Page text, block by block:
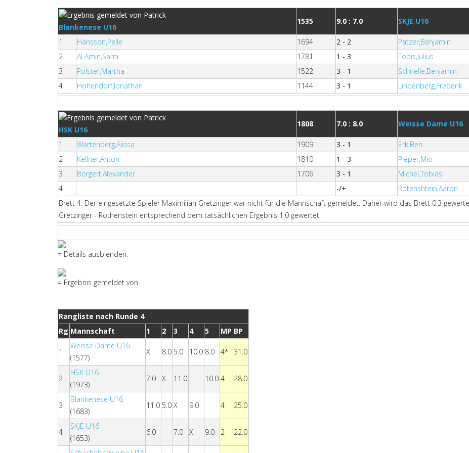
Blankenese U16
1535 9.0 : 7.0 SKJE U16
1 Hansson,Pelle 1694 2 - 2 Patzer,Benjamin
2
Al Amin,Sami 1781 1 - 3 Tobis,Julius
3
Polster,Martha 1522 3 - 1 Schnelle,Benjamin
4
Hohendorf,Jonathan 1144 3 - 1 Lindenberg,Frederik
HSK U16
1808 7.0 : 8.0 Weisse Dame U16
1 Wartenberg,Alissa 1909 3 - 1 Erk,Ben
2
Kellner,Anton 1810 1 - 3 Pieper,Mio
3
Borgert,Alexander 1706 3 - 1 Michel,Tobias
4
-/+ Rotenshtein,Aaron
Brett 4: Der eingesetzte Spieler Maximilian Gretzinger war nicht für die Mannschaft gemeldet. Daher wird das Brett 0:3
Gretzinger - Rothenstein entsprechend dem tatsächlichen Ergebnis 1:0 gewertet.
= Details ausblenden.
= Ergebnis gemeldet von
Rangliste nach Runde 4
Rg Mannschaft 1 2 3 4 5 MP BP
1
Weisse Dame U16
(1577)
X 8.0 5.0 10.0 8.0 4* 31.0
2
HSK U16
(1973)
7.0 X 11.0 10.0 4 28.0
3
Blankenese U16
(1683)
11.0 5.0 X 9.0 4 25.0
4
SKJE U16
(1653)
6.0 7.0 X 9.0 2 22.0